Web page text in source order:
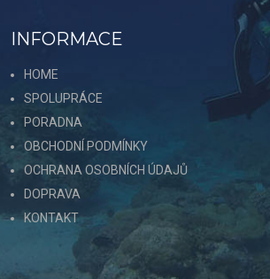
INFORMACE
HOME
SPOLUPRÁCE
PORADNA
OBCHODNÍ PODMÍNKY
OCHRANA OSOBNÍCH ÚDAJŮ
DOPRAVA
KONTAKT